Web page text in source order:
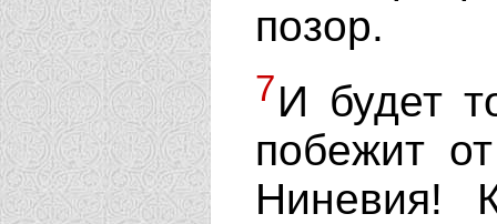
позор.
7И будет
побежит
Ниневия!